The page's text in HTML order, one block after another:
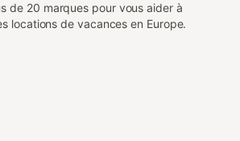
de 20 marques pour vous aider à
locations de vacances en Europe.